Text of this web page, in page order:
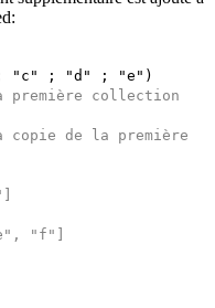
:
"c" ; "d" ; "e")
première collection
copie de la première
"f"]